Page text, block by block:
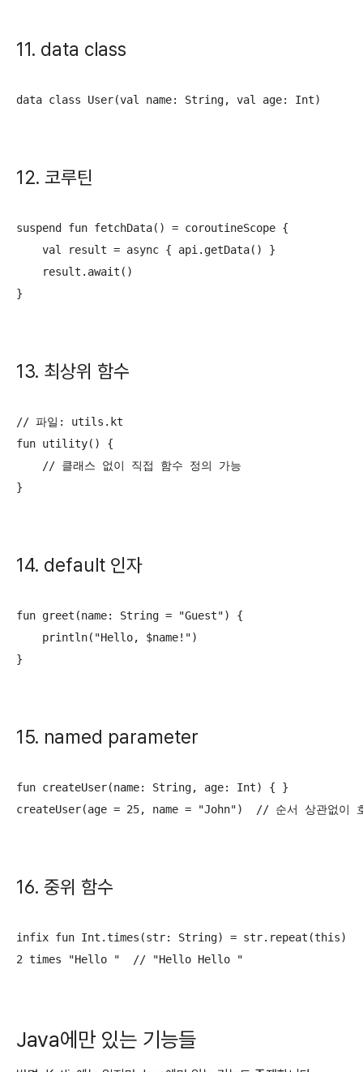
11. data class
data class User(val name: String, val age: Int)
12. 코루틴
suspend fun fetchData() = coroutineScope {
    val result = async { api.getData() }
    result.await()
}
13. 최상위 함수
// 파일: utils.kt
fun utility() {
    // 클래스 없이 직접 함수 정의 가능
}
14. default 인자
fun greet(name: String = "Guest") {
    println("Hello, $name!")
}
15. named parameter
fun createUser(name: String, age: Int) { }
createUser(age = 25, name = "John")  // 순서 상관없이
16. 중위 함수
infix fun Int.times(str: String) = str.repeat(this)
2 times "Hello "  // "Hello Hello "
Java에만 있는 기능들